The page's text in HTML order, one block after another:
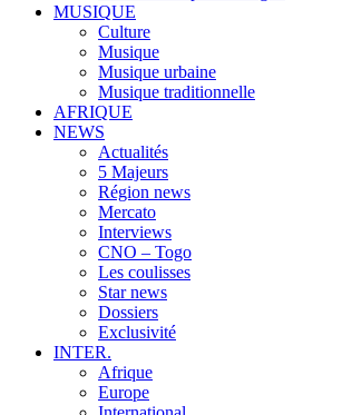
MUSIQUE
Culture
Musique
Musique urbaine
Musique traditionnelle
AFRIQUE
NEWS
Actualités
5 Majeurs
Région news
Mercato
Interviews
CNO – Togo
Les coulisses
Star news
Dossiers
Exclusivité
INTER.
Afrique
Europe